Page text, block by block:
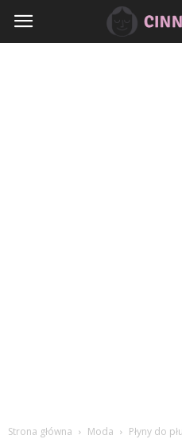
Cinnabon.pl
Strona główna Moda Płyny do